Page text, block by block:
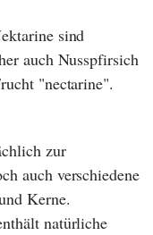
sind
auch Nusspfirsich
"nectarine".
zur
auch verschiedene
Kerne.
natürliche